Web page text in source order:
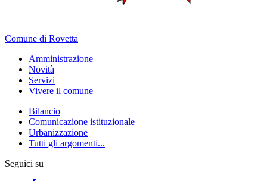
Comune di Rovetta
Amministrazione
Novità
Servizi
Vivere il comune
Bilancio
Comunicazione istituzionale
Urbanizzazione
Tutti gli argomenti...
Seguici su